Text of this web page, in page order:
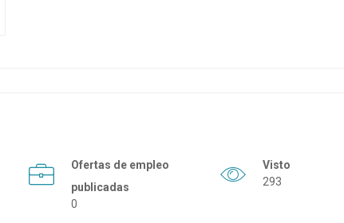
Ofertas de empleo
publicadas
0
Visto
293